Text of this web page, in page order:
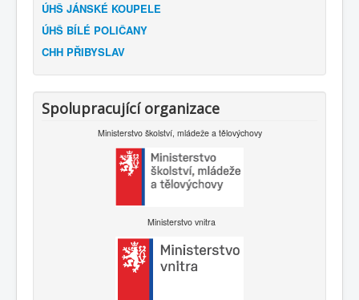
ÚHŠ JÁNSKÉ KOUPELE
ÚHŠ BÍLÉ POLIČANY
CHH PŘIBYSLAV
Spolupracující organizace
Ministerstvo školství, mládeže a tělovýchovy
Ministerstvo vnitra